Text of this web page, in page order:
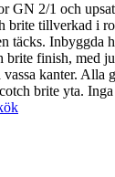
GN 2/1 och
brite tillverkad i
täcks. Inbyggda
finish, med
kanter. Alla
brite yta. Inga